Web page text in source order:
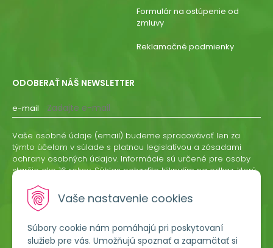
Vaše nastavenie cookies
Súbory cookie nám pomáhajú pri poskytovaní
služieb pre vás. Umožňujú spoznať a zapamätať si
Formulár na ostúpenie od
zmluvy
Reklamačné podmienky
ODOBERAŤ NÁŠ NEWSLETTER
e-mail
ODOBERAŤ
Vaše osobné údaje (email) budeme spracovávať len za
týmto účelom v súlade s platnou legislatívou a zásadami
ochrany osobných údajov. Informácie sú určené pre osoby
staršie ako 16 rokov. Súhlas potvrdíte kliknutím na odkaz, ktorý
odvolať písomne, emailom alebo kliknutím na odkaz z
ktoréhokoľvek informačného emailu.